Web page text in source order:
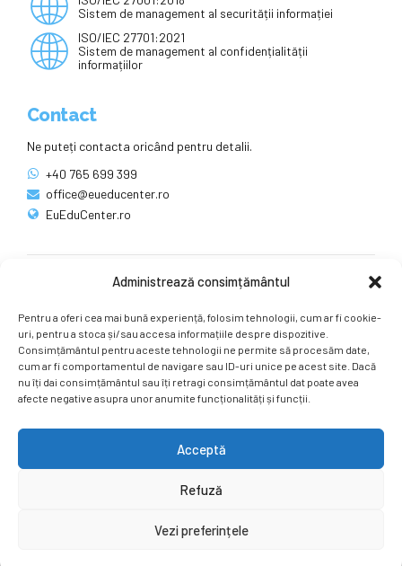
Administrează consimțământul
Pentru a oferi cea mai bună experiență, folosim tehnologii, cum ar fi cookie-
uri, pentru a stoca și/sau accesa informațiile despre dispozitive.
Consimțământul pentru aceste tehnologii ne permite să procesăm date,
cum ar fi comportamentul de navigare sau ID-uri unice pe acest site. Dacă
nu îți dai consimțământul sau îți retragi consimțământul dat poate avea
afecte negative asupra unor anumite funcționalități și funcții.
Acceptă
Refuză
Vezi preferințele
Sistem de management al securității informației
ISO/IEC 27701:2021
Sistem de management al confidențialității
informațiilor
Contact
Ne puteți contacta oricând pentru detalii.
+40 765 699 399
office@eueducenter.ro
EuEduCenter.ro
Ne puteți găsi și pe rețelele sociale.